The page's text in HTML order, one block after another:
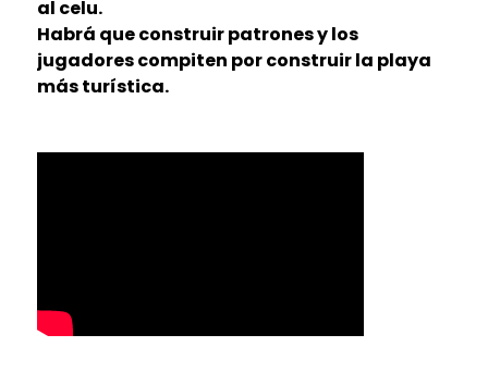
al celu.
Habrá que construir patrones y los
jugadores compiten por construir la playa
más turística.